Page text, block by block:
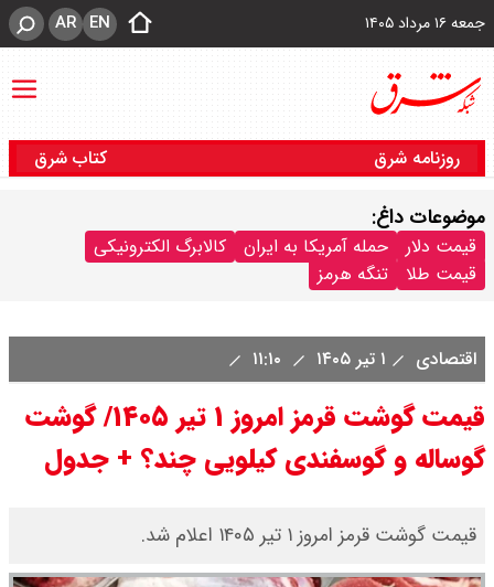
جمعه ۱۶ مرداد ۱۴۰۵ EN
AR
روزنامه شرق کتاب شرق
موضوعات داغ:
قیمت دلار حمله آمریکا به ایران
کالابرگ الکترونیکی
قیمت طلا
تنگه هرمز
اقتصادی ۱ تیر ۱۴۰۵
قیمت گوشت قرمز امروز ۱ تیر ۱۴۰۵/ گوشت
گوساله و گوسفندی کیلویی چند؟ + جدول
قیمت گوشت قرمز امروز ۱ تیر ۱۴۰۵ اعلام شد.